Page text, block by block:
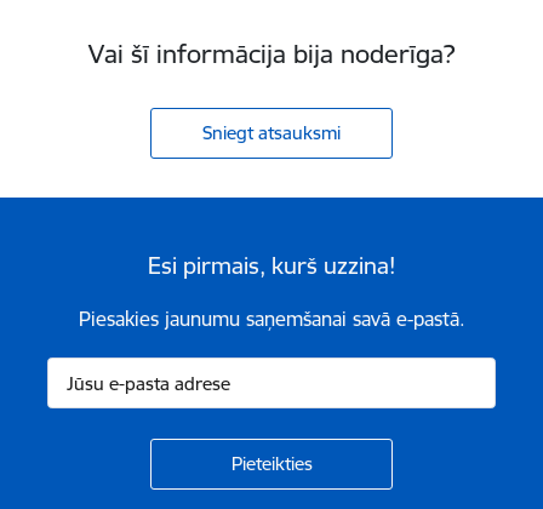
Vai šī informācija bija noderīga?
Sniegt atsauksmi
Esi pirmais, kurš uzzina!
Piesakies jaunumu saņemšanai savā e-pastā.